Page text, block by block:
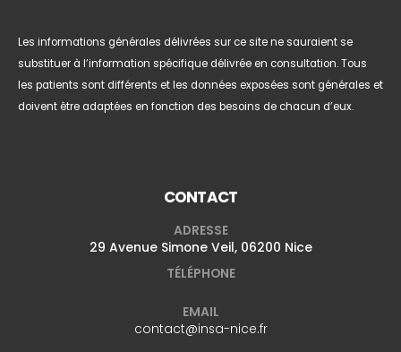
Les informations générales délivrées sur ce site ne sauraient se
substituer à l’information spécifique délivrée en consultation. Tous
les patients sont différents et les données exposées sont générales et
doivent être adaptées en fonction des besoins de chacun d’eux.
CONTACT
ADRESSE
29 Avenue Simone Veil, 06200 Nice
TÉLÉPHONE
EMAIL
contact@insa-nice.fr